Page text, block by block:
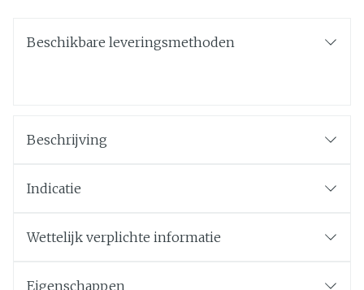
Beschikbare leveringsmethoden
Beschrijving
Indicatie
Wettelijk verplichte informatie
Eigenschappen